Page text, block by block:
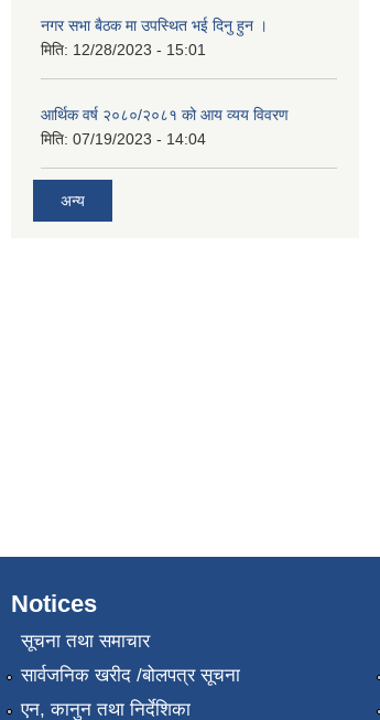
नगर सभा बैठक मा उपस्थित भई दिनु हुन ।
मिति: 12/28/2023 - 15:01
आर्थिक वर्ष २०८०/२०८१ को आय व्यय विवरण
मिति: 07/19/2023 - 14:04
अन्य
Notices
सूचना तथा समाचार
सार्वजनिक खरीद /बोलपत्र सूचना
एन, कानुन तथा निर्देशिका